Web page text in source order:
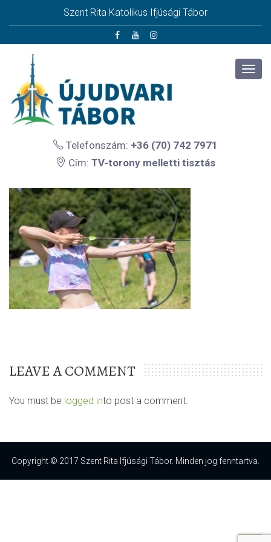
Szent Rita Katolikus Ifjúsági Tábor
Telefonszám: +36 (70) 742 7971
Cím: TV-torony melletti tisztás
LEAVE A COMMENT
You must be logged into post a comment.
Copyright © 2017 Szent Rita Ifjúsági Tábor. Minden jog fenntartva.